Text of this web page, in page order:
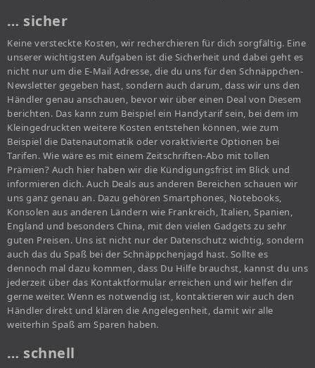
… sicher
Keine versteckte Kosten, wir recherchieren für dich sorgfältig. Eine
unserer wichtigsten Aufgaben ist die Sicherheit und dabei geht es
nicht nur um die E-Mail Adresse, die du uns für den Schnäppchen-
Newsletter gegeben hast, sondern auch darum, dass wir uns den
Händler genau anschauen, bevor wir über einen Deal von Diesem
berichten. Das kann zum Beispiel ein Handytarif sein, bei dem im
Kleingedruckten weitere Kosten entstehen können, wie zum
Beispiel die Datenautomatik oder voraktivierte Optionen bei
Tarifen. Wie wäre es mit einem Zeitschriften-Abo mit tollen
Prämien? Auch hier haben wir die Kündigungsfrist im Blick und
informieren dich. Auch Deals aus anderen Bereichen schauen wir
uns ganz genau an. Dazu gehören Smartphones, Notebooks,
Konsolen aus anderen Ländern wie Frankreich, Italien, Spanien,
England und besonders China, mit den vielen Gadgets zu sehr
guten Preisen. Uns ist nicht nur der Datenschutz wichtig, sondern
auch das du Spaß bei der Schnäppchenjagd hast. Sollte es
dennoch mal dazu kommen, dass Du Hilfe brauchst, kannst du uns
jederzeit über das Kontaktformular erreichen und wir helfen dir
gerne weiter. Wenn es notwendig ist, kontaktieren wir auch den
Händler direkt und klären die Angelegenheit, damit wir alle
weiterhin Spaß am Sparen haben.
… schnell